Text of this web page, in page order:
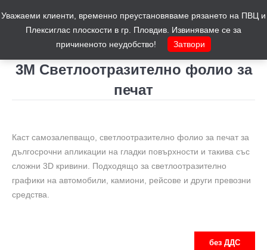
3M Светлоотразително фолио за
печат
Каст самозалепващо, светлоотразително фолио за печат за
дългосрочни апликации на гладки повърхности и такива със
сложни 3D кривини. Подходящо за светлоотразително
графики на автомобили, камиони, рейсове и други превозни
средства.
без ДДС
Уважаеми клиенти, временно преустановяваме рязането на ПВЦ и
Плексиглас плоскости в гр. Пловдив. Извиняваме се за
причиненото неудобство!
Затвори